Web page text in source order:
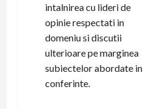
intalnirea cu lideri de
opinie respectati in
domeniu si discutii
ulterioare pe marginea
subiectelor abordate in
conferinte.